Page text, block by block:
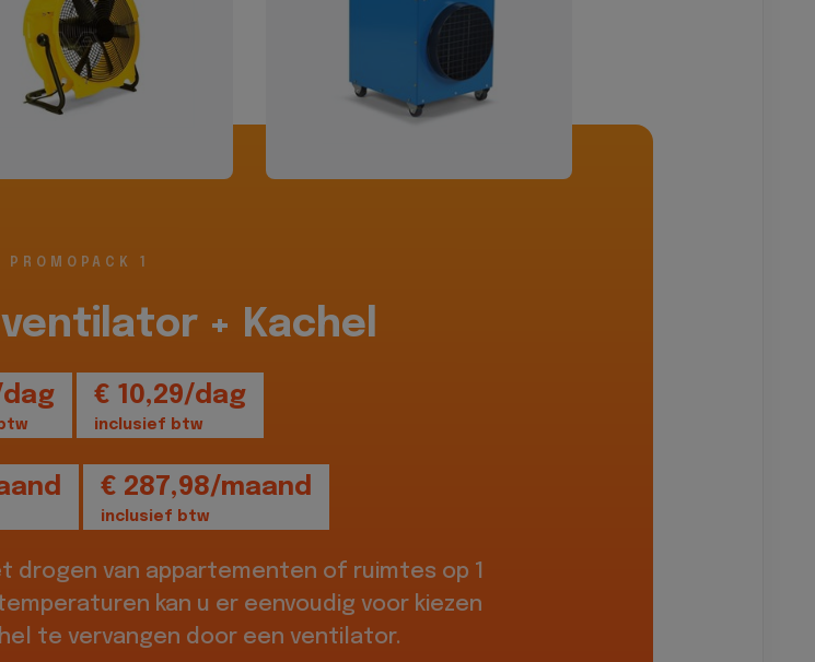
PROMOPACK 1
ventilator + Kachel
€ 10,29/dag
inclusief btw
€ 287,98/maand
inclusief btw
drogen van appartementen of ruimtes op 1
kan u er eenvoudig voor kiezen
te vervangen door een ventilator.